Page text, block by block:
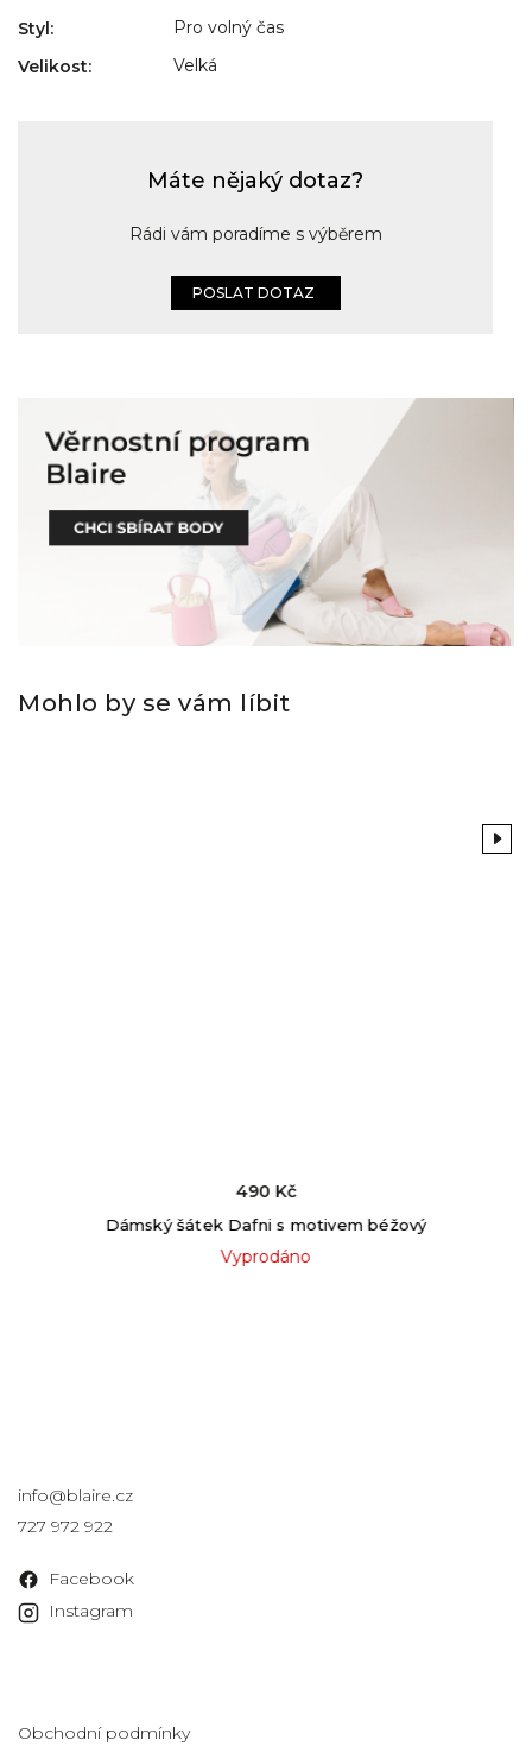
Styl :
Pro volný čas
Velikost: Velká
Máte nějaký dotaz?
Rádi vám poradíme s výběrem
POSLAT DOTAZ
Mohlo by se vám líbit
Previous
Dámský šátek Dafni s motivem béžový
Vyprodáno
490 Kč
Next
info@blaire.cz
727 972 922
Facebook
Instagram
Obchodní podmínky